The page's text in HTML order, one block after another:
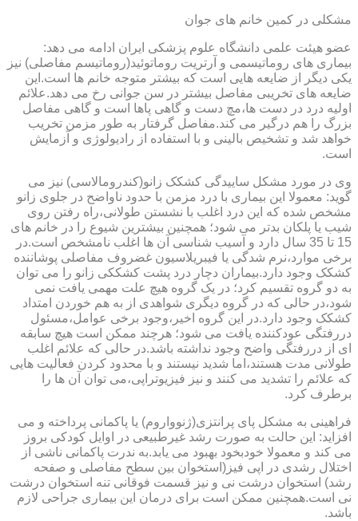
مشکلی در کمین خانم های جوان
عضو هیئت علمی دانشگاه علوم پزشکی ایران ادامه می دهد:
بیماری های روماتیسمی و آرتریت روماتوئید(روماتیسم مفاصلی) نیز
یکی دیگر از ضایعه هایی است که بیشتر متوجه خانم ها است.این
ضایعه های تخریبی مفاصل بیشتر در سن جوانی رخ می دهد.علائم
اولیه درد در دست ها،مچ دست و گاهی پاها است و گاهی مفاصل
بزرگ را هم درگیر می کند.مفاصل گرفتار به طور مزمن تخریب
خواهد شد و تشخیص بالینی و با استفاده از رادیولوژی و آزمایش
است.
وی در مورد مشکل ساییدگی کشکک زانو(کندرومالاسی) نیز می
گوید: معمولا این بیماری با درد مزمن با حدود ناواضح در جلوی زانو
مشخص شده که این درد اغلب با نشستن طولانی،راه رفتن روی
شیب یا پلکان بدتر می شود؛ همچنین بیشترین شیوع را در خانم های
15 تا 35 سال دارد و آسیب شناسی آن ها اغلب نامشخص است.در
برخی موارد،نرم شدگی یا فیبریلاسیون غضروف مفاصلی پوشاننده
کشکک وجود دارد.بیماران دچار درد پشت کشککی زانو را می توان
به دو گروه تقسیم کرد؛ در یک گروه هیچ علت مهمی یافت نمی
شود،در حالی که در گروه دیگری شواهدی از به هم خوردن امتداد
کشکک وجود دارد.در این گروه اخیر،وجود برخی عوامل،مسئول
دررفتگی عودکننده یافت می شود؛ هرچند ممکن است هیچ سابقه
ای از دررفتگی واضح وجود نداشته باشد.در حالی که علائم اغلب
طولانی مدت هستند،اما شدید نیستند و با محدود کردن فعالیت هایی
که علائم را تشدید می کنند و نیز فیزیوتراپی،می توان آن ها را
برطرف کرد.
فراهینی به مشکل پای پرانتزی(ژنوواروم) یا پاکمانی پرداخته و می
افزاید: این حالت به صورت رشد غیرطبیعی در اوایل کودکی بروز
می کند و معمولا خودبخود بهبود می یابد.به ندرت پاکمانی ناشی از
اختلال رشدی در اپی فیز(استخوان بین سطح مفاصلی و صفحه
رشد) استخوان درشت نی و نیز قسمت فوقانی تنه استخوان درشت
نی است.همچنین ممکن است برای درمان این بیماری جراحی لازم
باشد.